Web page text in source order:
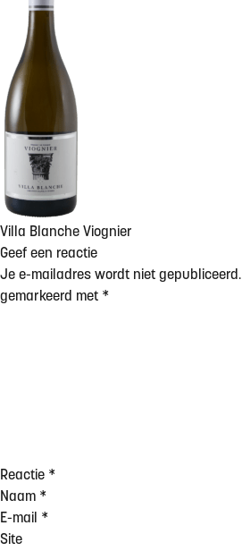
Villa Blanche Viognier
Geef een reactie
Je e-mailadres wordt niet gepubliceerd.
gemarkeerd met *
Reactie *
Naam *
E-mail *
Site